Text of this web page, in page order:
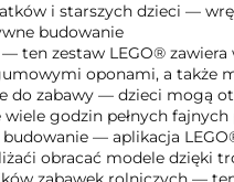
i starszych dzieci —
budowanie
— ten zestaw LEGO®
oponami, a także
do zabawy — dzieci mogą
wiele godzin pełnych
budowanie — aplikacja
obracać modele dzięki